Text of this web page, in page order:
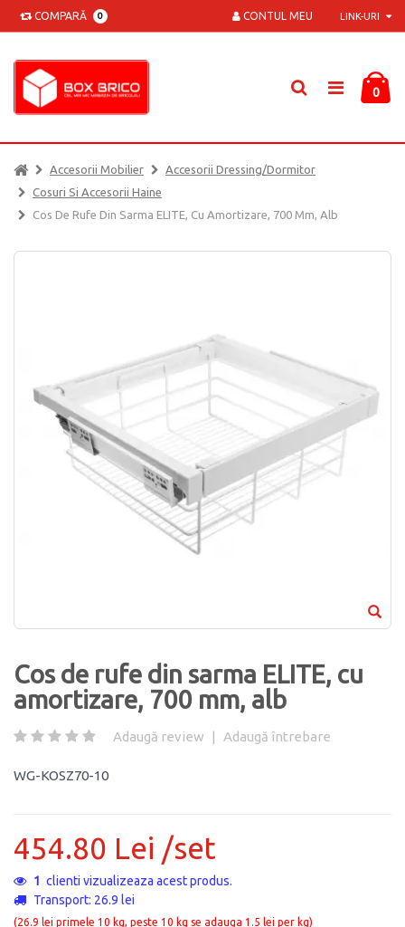
COMPARĂ 0 LINK-URI
CONTUL MEU
0
Accesorii Mobilier
Accesorii Dressing/dormitor
Cosuri Si Accesorii Haine
Cos De Rufe Din Sarma ELITE, Cu Amortizare, 700 Mm, Alb
Cos de rufe din sarma ELITE, cu
amortizare, 700 mm, alb
Adaugă review | Adaugă întrebare
WG-KOSZ70-10
454.80 Lei /set
1 clienti vizualizeaza acest produs.
Transport: 26.9 lei
(26.9 lei primele 10 kg, peste 10 kg se adauga 1.5 lei per kg)